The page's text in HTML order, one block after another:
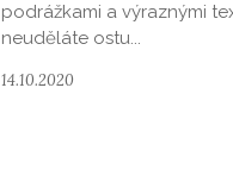
podrážkami a výraznými
neuděláte ostu...
14.10.2020